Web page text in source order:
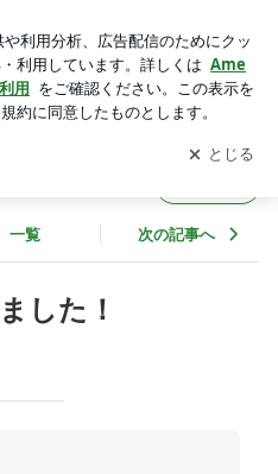
の更新通知
を受け取りまし
開く
一覧 次の記事へ
した！